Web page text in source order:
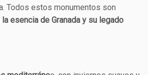
Todos estos monumentos son
la esencia de Granada y su legado